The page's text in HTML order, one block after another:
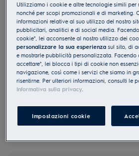
DXK6012SW
Scarico Ricircolo
ribaltabile D 60 cm
0 (0)
Utilizziamo i cookie e altre tecnologie simili per
nonché per scopi promozionali e di marketing.
informazioni relative al suo utilizzo del nostro
pubblicitari, analitici e di social media.
cookie", lei acconsente al nostro utilizzo dei
personalizzare la sua esperienza sul sito, di
e mostrarle pubblicità personalizzata. Facendo
accettare", lei blocca i tipi di cookie non
navigazione, così come i servizi che siamo in
risentirne. Per ulteriori informazioni, consulti le
Informativa sulla privacy.
Impostazioni cookie